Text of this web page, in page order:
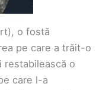
o fostă
pe care a trăit-o
restabilească o
care l-a